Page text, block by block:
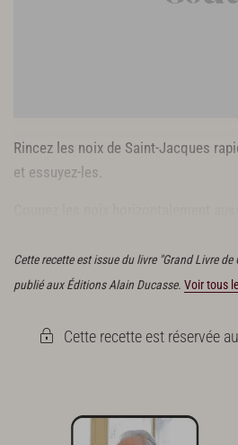
Rincez les noix de Saint-Jacques
et essuyez-les.
Cette recette est issue du livre "Grand Livre
publié aux Éditions Alain Ducasse. Voir tous
Cette recette est réservée